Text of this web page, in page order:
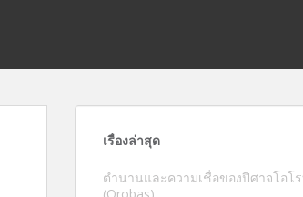
เรื่องล่าสุด
ตำนานและความเชื่อของปีศาจโอโ